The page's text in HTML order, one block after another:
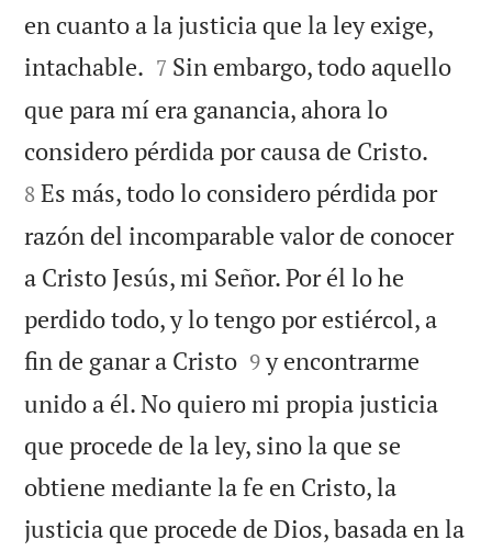
en cuanto a la justicia que la ley exige,
intachable. 

7 Sin embargo, todo aquello
que para mí era ganancia, ahora lo
considero pérdida por causa de Cristo.
8 Es más, todo lo considero pérdida por
razón del incomparable valor de conocer
a Cristo Jesús, mi Señor. Por él lo he
perdido todo, y lo tengo por estiércol, a
fin de ganar a Cristo
9 y encontrarme
unido a él. No quiero mi propia justicia
que procede de la ley, sino la que se
obtiene mediante la fe en Cristo, la
justicia que procede de Dios, basada en la